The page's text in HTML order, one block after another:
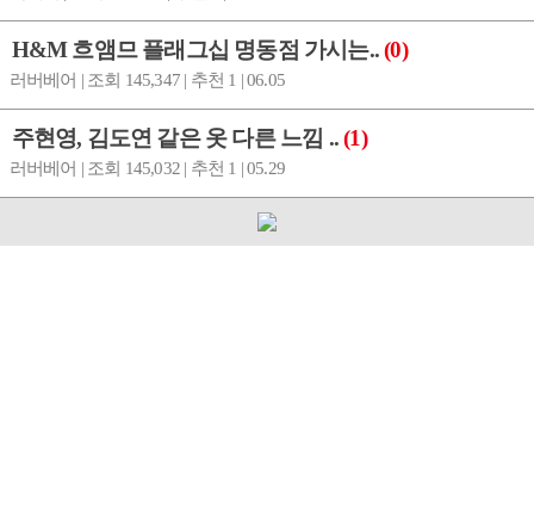
H&M 흐앰므 플래그십 명동점 가시는..(0)
러버베어 | 조회 145,347 | 추천 1 | 06.05
주현영, 김도연 같은 옷 다른 느낌 ..(1)
러버베어 | 조회 145,032 | 추천 1 | 05.29